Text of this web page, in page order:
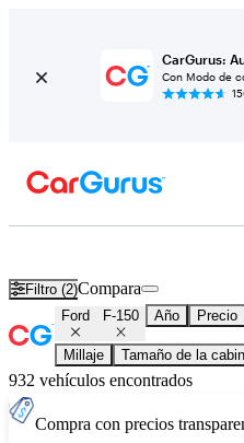
CarGurus:
Con Modo de
Filtro (2)Compara
Ford F-150 Año Precio
Millaje Tamaño de la
932 vehículos encontrados
Compra con precios